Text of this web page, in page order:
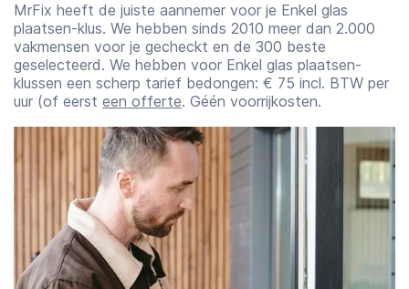
MrFix heeft de juiste aannemer voor je Enkel glas
plaatsen-klus. We hebben sinds 2010 meer dan 2.000
vakmensen voor je gecheckt en de 300 beste
geselecteerd. We hebben voor Enkel glas plaatsen-
klussen een scherp tarief bedongen: € 75 incl. BTW per
uur (of eerst een offerte. Géén voorrijkosten.